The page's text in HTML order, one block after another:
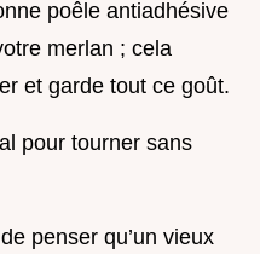
poêle antiadhésive
merlan ; cela
et garde tout ce goût.
pour tourner sans
penser qu’un vieux